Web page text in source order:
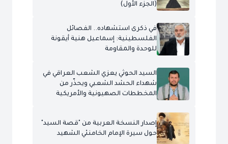
(الجزء الأول)
في ذكرى استشهاده.. الفصائل
الفلسطينية: إسماعيل هنية أيقونة
للوحدة والمقاومة
السيد الحوثي يعزي الشعب العراقي في
شهداء الحشد الشعبي ويحذّر من
المخططات الصهيونية والأمريكية
إصدار النسخة العربية من "قصة السيد"
حول سيرة الإمام الخامنئي الشهيد